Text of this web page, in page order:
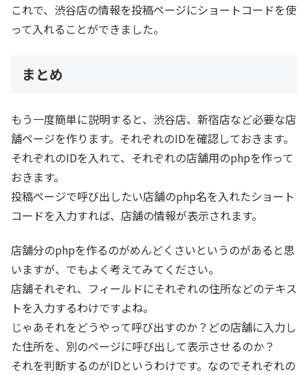
これで、渋谷店の情報を投稿ページにショートコードを使
って入れることができました。
まとめ
もう一度簡単に説明すると、渋谷店、新宿店など必要な店
舗ページを作ります。それぞれのIDを確認しておきます。
それぞれのIDを入れて、それぞれの店舗用のphpを作って
おきます。
投稿ページで呼び出したい店舗のphp名を入れたショート
コードを入力すれば、店舗の情報が表示されます。
店舗分のphpを作るのがめんどくさいというのがあると思
いますが、でもよく考えてみてください。
店舗それぞれ、フィールドにそれぞれの住所などのテキス
トを入力するわけですよね。
じゃあそれをどうやって呼び出すのか？どの店舗に入力し
た住所を、別のページに呼び出して表示させるのか？
それを判断するのがIDというわけです。なのでそれぞれの